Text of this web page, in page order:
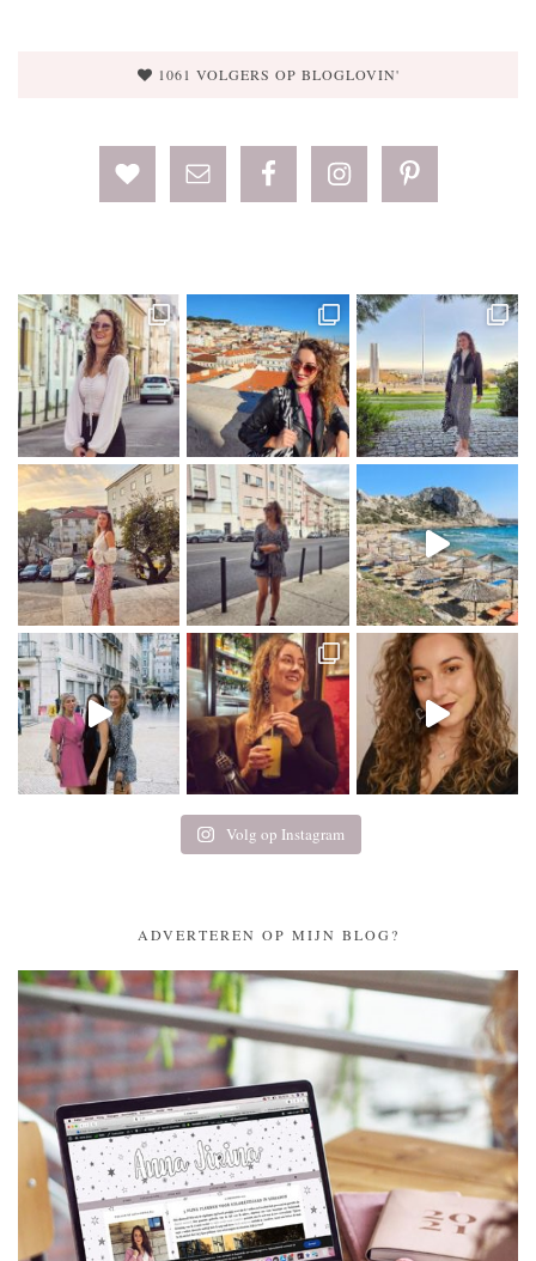
1061 VOLGERS OP BLOGLOVIN'
Volg op Instagram
ADVERTEREN OP MIJN BLOG?